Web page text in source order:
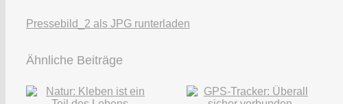
Pressebild_2 als JPG runterladen
Ähnliche Beiträge